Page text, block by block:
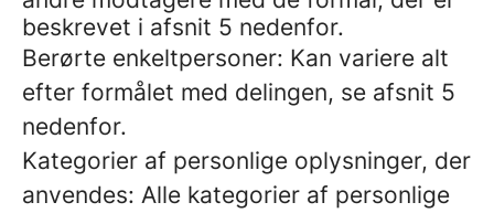
beskrevet i afsnit 5 nedenfor.
Berørte enkeltpersoner: Kan variere alt
efter formålet med delingen, se afsnit 5
nedenfor.
Kategorier af personlige oplysninger, der
anvendes: Alle kategorier af personlige